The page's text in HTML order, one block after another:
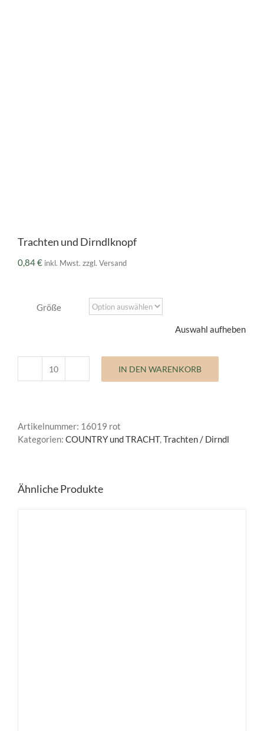
Trachten und Dirndlknopf
0,84€ inkl. Mwst. zzgl. Versand
Größe
Auswahl aufheben
Trachten
IN DEN WARENKORB
Artikelnummer: 16019 rot
Kategorien: COUNTRY und TRACHT,Trachten / Dirndl
Ähnliche Produkte